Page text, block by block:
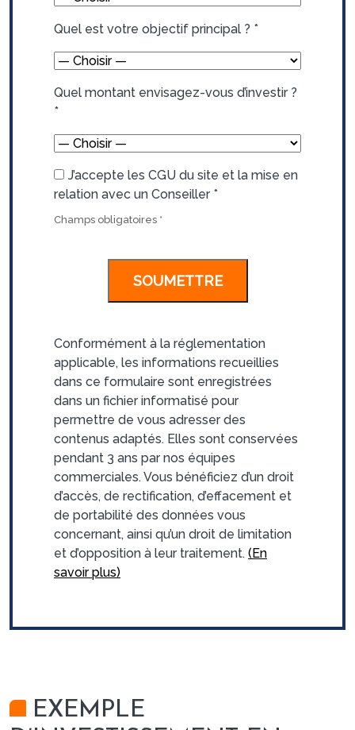
Quel est votre objectif principal ? *
Quel montant envisagez-vous d’investir ?
*
J’accepte les CGU du site et la mise en
relation avec un Conseiller *
Champs obligatoires *
Conformément à la réglementation
applicable, les informations recueillies
dans ce formulaire sont enregistrées
dans un fichier informatisé pour
permettre de vous adresser des
contenus adaptés. Elles sont conservées
pendant 3 ans par nos équipes
commerciales. Vous bénéficiez d’un droit
d’accès, de rectification, d’effacement et
de portabilité des données vous
concernant, ainsi qu’un droit de limitation
et d’opposition à leur traitement. (En
savoir plus)
EXEMPLE